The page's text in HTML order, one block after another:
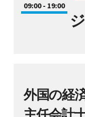
09:00 - 19:00
外国の経